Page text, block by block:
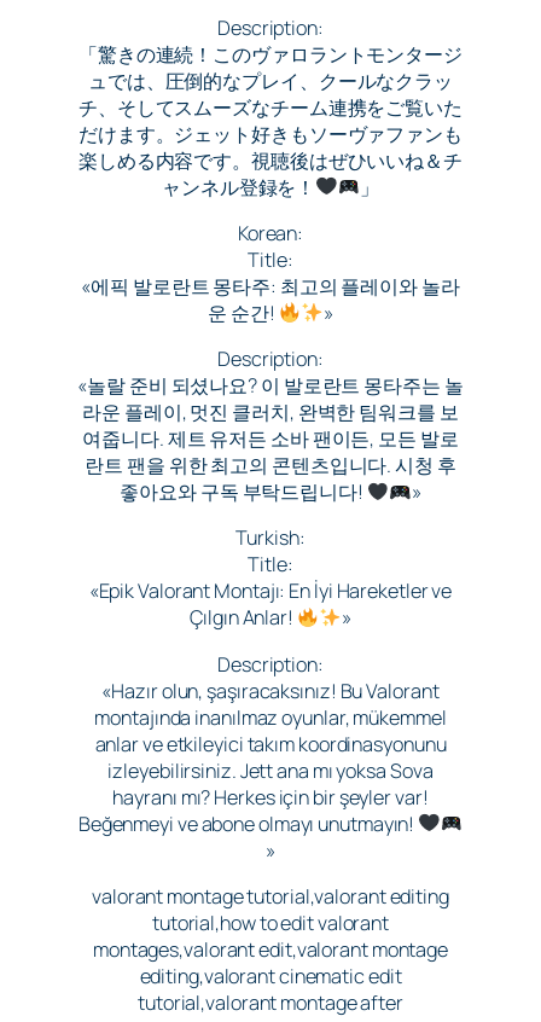
Description:
「驚きの連続！このヴァロラントモンタージ
ュでは、圧倒的なプレイ、クールなクラッ
チ、そしてスムーズなチーム連携をご覧いた
だけます。ジェット好きもソーヴァファンも
楽しめる内容です。視聴後はぜひいいね＆チ
ャンネル登録を！
」
Korean:
Title:
«에픽 발로란트 몽타주: 최고의 플레이와 놀라
운 순간!
»
Description:
«놀랄 준비 되셨나요? 이 발로란트 몽타주는 놀
라운 플레이, 멋진 클러치, 완벽한 팀워크를 보
여줍니다. 제트 유저든 소바 팬이든, 모든 발로
란트 팬을 위한 최고의 콘텐츠입니다. 시청 후
좋아요와 구독 부탁드립니다!
»
Turkish:
Title:
«Epik Valorant Montajı: En İyi Hareketler ve
Çılgın Anlar!
»
Description:
«Hazır olun, şaşıracaksınız! Bu Valorant
montajında inanılmaz oyunlar, mükemmel
anlar ve etkileyici takım koordinasyonunu
izleyebilirsiniz. Jett ana mı yoksa Sova
hayranı mı? Herkes için bir şeyler var!
Beğenmeyi ve abone olmayı unutmayın!
»
valorant montage tutorial,valorant editing
tutorial,how to edit valorant
montages,valorant edit,valorant montage
editing,valorant cinematic edit
tutorial,valorant montage after